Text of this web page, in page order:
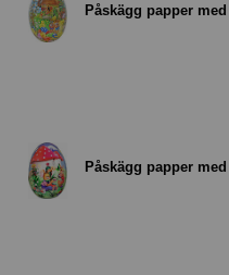
Påskägg papper
Påskägg papper